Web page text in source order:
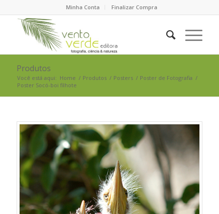
Minha Conta Finalizar Compra
Produtos
Você está aqui: Home / Produtos / Posters / Poster de Fotografia /
Poster Socó-boi filhote